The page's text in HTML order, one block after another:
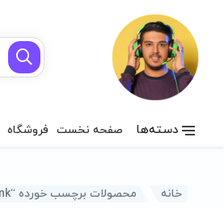
دسته‌ها صفحه نخست فروشگاه
خانه محصولات برچسب خورده “mc-630 macdodo powerbank”